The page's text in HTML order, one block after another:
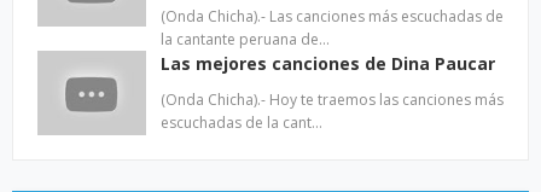
(Onda Chicha).- Las canciones más escuchadas de
la cantante peruana de…
Las mejores canciones de Dina Paucar
(Onda Chicha).- Hoy te traemos las canciones más
escuchadas de la cant…